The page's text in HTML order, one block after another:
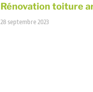
Rénovation toiture
28 septembre 2023